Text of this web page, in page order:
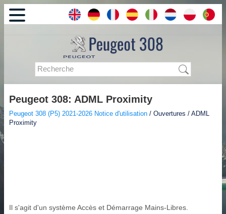
Peugeot 308: ADML Proximity
Peugeot 308 (P5) 2021-2026 Notice d'utilisation / Ouvertures / ADML
Proximity
Il s'agit d'un système Accès et Démarrage Mains-Libres.